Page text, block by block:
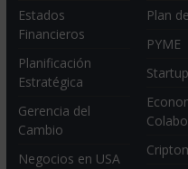
Estados
Financieros
Planificación
Estratégica
Gerencia del
Cambio
Negocios en USA
Plan
PYME